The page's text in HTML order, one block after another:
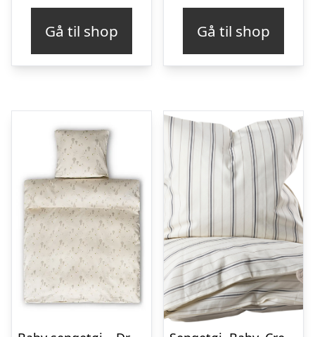
kr. 399,00.kr. 323,33.
Gå til shop Gå til shop